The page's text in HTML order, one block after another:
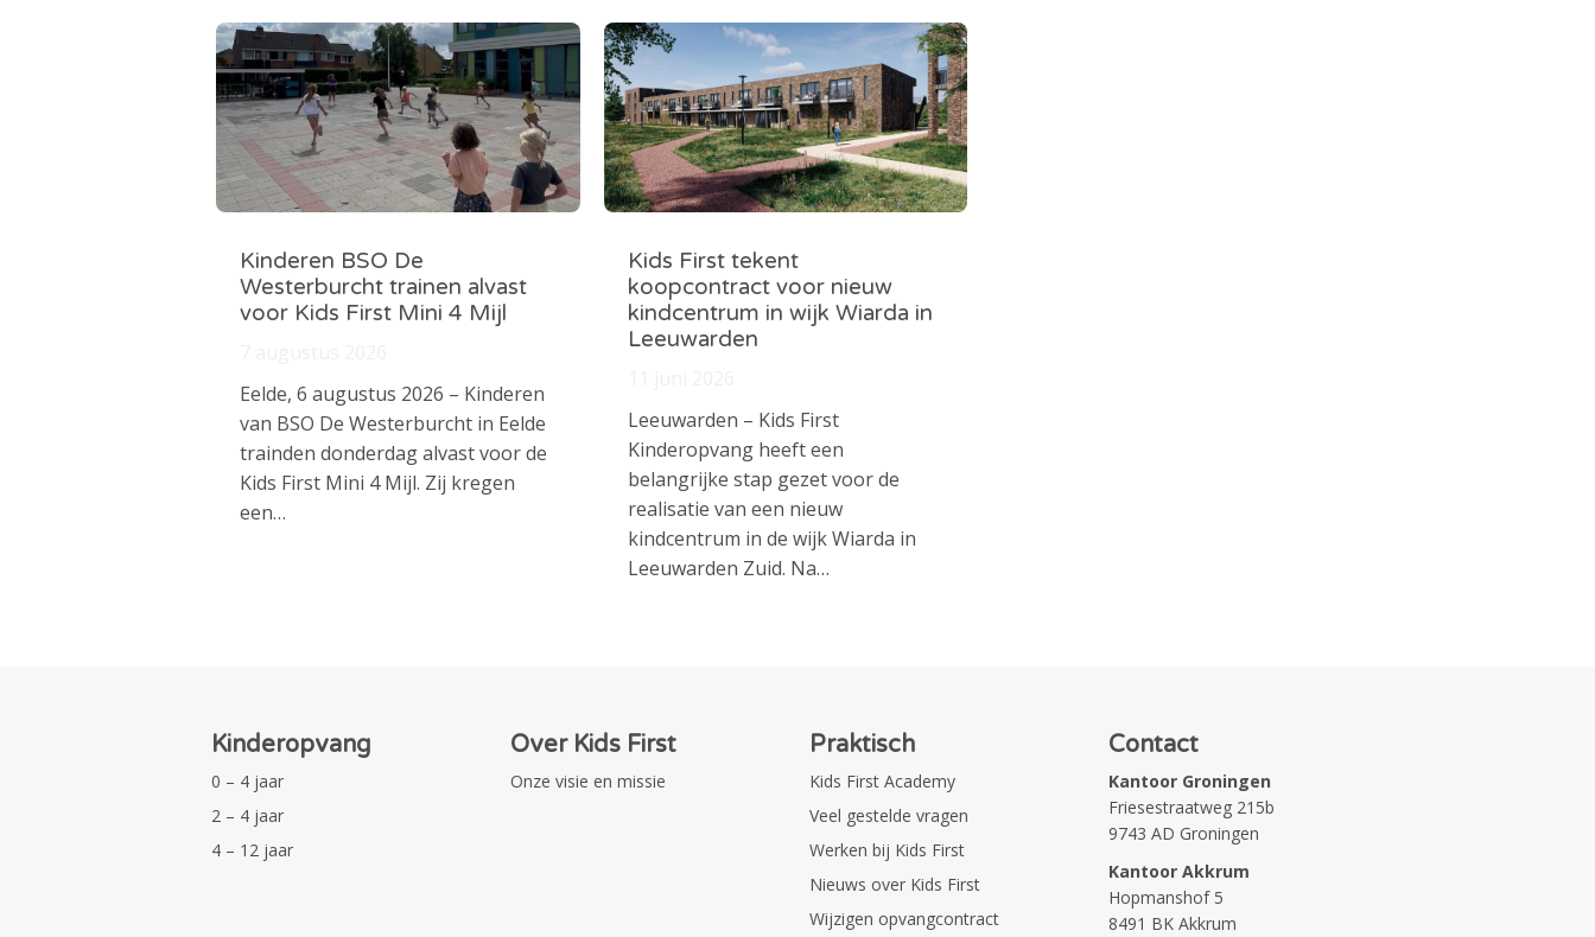
Kinderen BSO De
Westerburcht trainen alvast
voor Kids First Mini 4 Mijl
Eelde, 6 augustus 2026 – Kinderen
van BSO De Westerburcht in Eelde
trainden donderdag alvast voor de
Kids First Mini 4 Mijl. Zij kregen
een…
Kids First tekent
koopcontract voor nieuw
kindcentrum in wijk Wiarda in
Leeuwarden
Leeuwarden – Kids First
Kinderopvang heeft een
belangrijke stap gezet voor de
realisatie van een nieuw
kindcentrum in de wijk Wiarda in
Leeuwarden Zuid. Na…
Kinderopvang
0 – 4 jaar
2 – 4 jaar
4 – 12 jaar
Over Kids First
Onze visie en missie
Praktisch
Kids First Academy
Veel gestelde vragen
Werken bij Kids First
Nieuws over Kids First
Wijzigen opvangcontract
Contact
Kantoor Groningen
Friesestraatweg 215b
9743 AD Groningen
Kantoor Akkrum
Hopmanshof 5
8491 BK Akkrum